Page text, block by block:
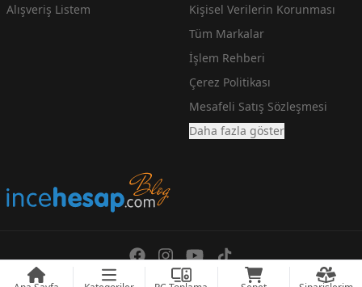
Alışveriş Listem
Kişisel Verilerin Korunması
Tüm Markalar
İşlem Rehberi
Çerez Politikası
Mesafeli Satış Sözleşmesi
Daha fazla göster
En Ucuz Teknoloji Fiyatlarını arayanlara incehesap.com